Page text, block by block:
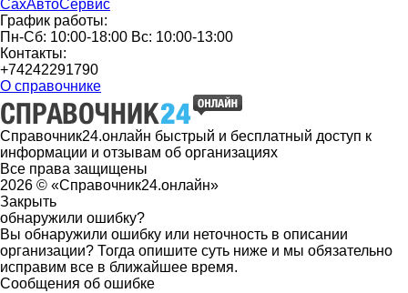
СахАвтоСервис
График работы:
Пн-Сб: 10:00-18:00 Вс: 10:00-13:00
Контакты:
+74242291790
О справочнике
Справочник24.онлайн быстрый и бесплатный доступ к
информации и отзывам об организациях
Все права защищены
2026 © «Справочник24.онлайн»
Закрыть
обнаружили ошибку?
Вы обнаружили ошибку или неточность в описании
организации? Тогда опишите суть ниже и мы обязательно
исправим все в ближайшее время.
Сообщения об ошибке